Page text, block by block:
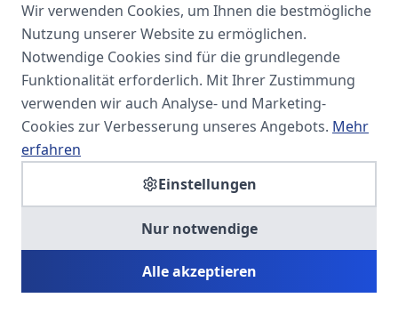
SOMA
Unternehmensgruppe
Spezialisiert auf Fach- und
Führungskräfte in der
SOMA HR KONSULT UG
Personalberatung & Executive Search
Wir verwenden Cookies, um Ihnen die bestmögliche
Nutzung unserer Website zu ermöglichen.
Notwendige Cookies sind für die grundlegende
Funktionalität erforderlich. Mit Ihrer Zustimmung
verwenden wir auch Analyse- und Marketing-
Cookies zur Verbesserung unseres Angebots. Mehr
erfahren
Einstellungen
Nur notwendige
Alle akzeptieren